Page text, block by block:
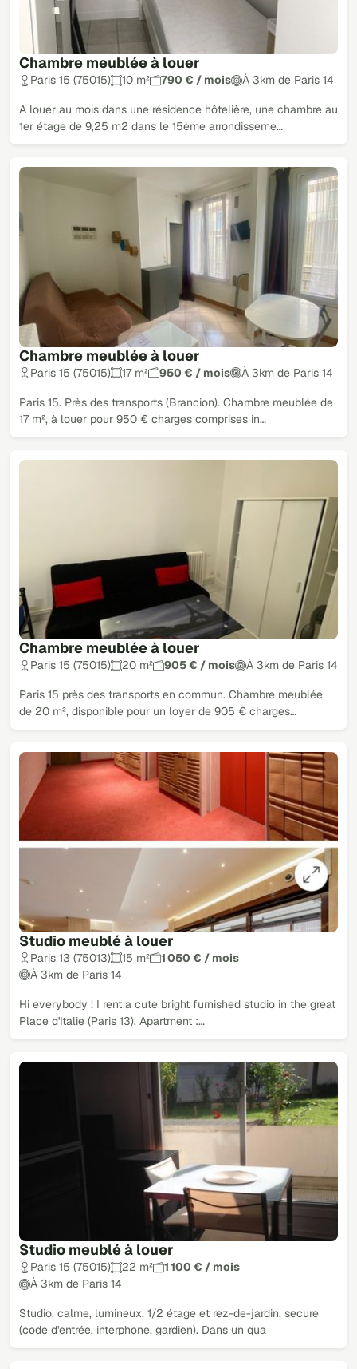
Chambre meublée à louer
Paris 15 (75015) 10 m² 790 € / mois À 3km de Paris 14
A louer au mois dans une résidence hôtelière, une chambre au
1er étage de 9,25 m2 dans le 15ème arrondisseme…
Chambre meublée à louer
Paris 15 (75015) 17 m² 950 € / mois À 3km de Paris 14
Paris 15. Près des transports (Brancion). Chambre meublée de
17 m², à louer pour 950 € charges comprises in…
Chambre meublée à louer
Paris 15 (75015) 20 m² 905 € / mois À 3km de Paris 14
Paris 15 près des transports en commun. Chambre meublée
de 20 m², disponible pour un loyer de 905 € charges…
Studio meublé à louer
Paris 13 (75013) 15 m²
1 050 € / mois
À 3km de Paris 14
Hi everybody ! I rent a cute bright furnished studio in the great
Place d'Italie (Paris 13). Apartment :…
Studio meublé à louer
Paris 15 (75015) 22 m²
1 100 € / mois
À 3km de Paris 14
Studio, calme, lumineux, 1/2 étage et rez-de-jardin, secure
(code d'entrée, interphone, gardien). Dans un qua